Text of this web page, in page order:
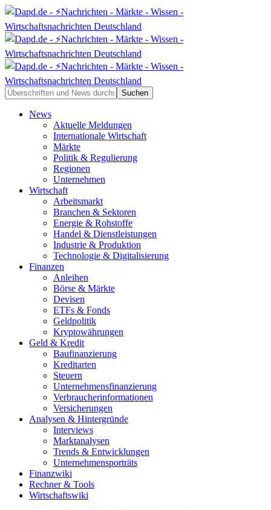
News
Aktuelle Meldungen
Internationale Wirtschaft
Märkte
Politik & Regulierung
Regionen
Unternehmen
Wirtschaft
Arbeitsmarkt
Branchen & Sektoren
Energie & Rohstoffe
Handel & Dienstleistungen
Industrie & Produktion
Technologie & Digitalisierung
Finanzen
Anleihen
Börse & Märkte
Devisen
ETFs & Fonds
Geldpolitik
Kryptowährungen
Geld & Kredit
Baufinanzierung
Kreditarten
Steuern
Unternehmensfinanzierung
Verbraucherinformationen
Versicherungen
Analysen & Hintergründe
Interviews
Marktanalysen
Trends & Entwicklungen
Unternehmensporträts
Finanzwiki
Rechner & Tools
Wirtschaftswiki